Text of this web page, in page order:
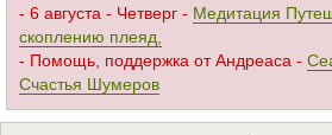
- 6 августа - Четверг - Медитация
скоплению плеяд,
- Помощь, поддержка от Андреаса -
Счастья Шумеров